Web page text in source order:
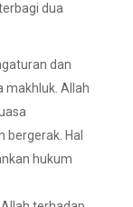
dua
dan
makhluk. Allah
Hal
hukum